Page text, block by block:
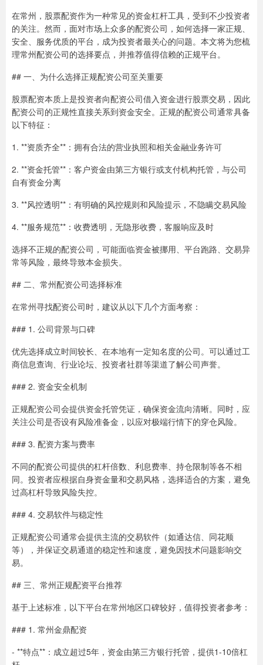
在常州，股票配资作为一种常见的资金杠杆工具，受到不少投资者
的关注。然而，面对市场上众多的配资公司，如何选择一家正规、
安全、服务优质的平台，成为投资者最关心的问题。本文将为您梳
理常州配资公司的选择要点，并推荐值得信赖的正规平台。
## 一、为什么选择正规配资公司至关重要
股票配资本质上是投资者向配资公司借入资金进行股票交易，因此
配资公司的正规性直接关系到资金安全。正规的配资公司通常具备
以下特征：
1. **资质齐全**：拥有合法的营业执照和相关金融业务许可
2. **资金托管**：客户资金由第三方银行或支付机构托管，与公司
自有资金分离
3. **风控透明**：有明确的风控规则和风险提示，不隐瞒交易风险
4. **服务规范**：收费透明，无隐形收费，客服响应及时
选择不正规的配资公司，可能面临资金被挪用、平台跑路、交易异
常等风险，最终导致本金损失。
## 二、常州配资公司选择标准
在常州寻找配资公司时，建议从以下几个方面考察：
### 1. 公司背景与口碑
优先选择成立时间较长、在本地有一定知名度的公司。可以通过工
商信息查询、行业论坛、投资者社群等渠道了解公司声誉。
### 2. 资金安全机制
正规配资公司会提供资金托管凭证，确保资金流向清晰。同时，应
关注公司是否设有风险准备金，以应对极端行情下的穿仓风险。
### 3. 配资方案与费率
不同的配资公司提供的杠杆倍数、利息费率、持仓限制等各不相
同。投资者应根据自身资金量和交易风格，选择适合的方案，避免
过高杠杆导致风险失控。
### 4. 交易软件与稳定性
正规配资公司通常会提供主流的交易软件（如通达信、同花顺
等），并保证交易通道的稳定性和速度，避免因技术问题影响交
易。
## 三、常州正规配资平台推荐
基于上述标准，以下平台在常州地区口碑较好，值得投资者参考：
### 1. 常州金鼎配资
- **特点**：成立超过5年，资金由第三方银行托管，提供1-10倍杠